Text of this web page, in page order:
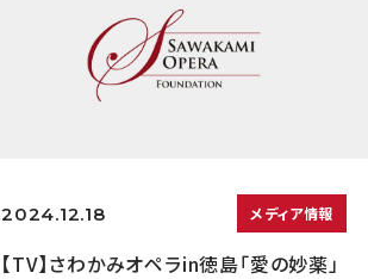
2024.12.18 メディア情報
【TV】さわかみオペラin徳島「愛の妙薬」